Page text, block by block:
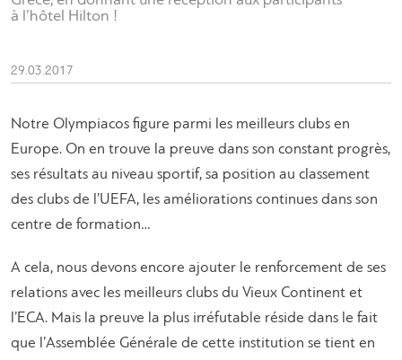
à l’hôtel Hilton !
29.03.2017
Notre Olympiacos figure parmi les meilleurs clubs en
Europe. On en trouve la preuve dans son constant progrès,
ses résultats au niveau sportif, sa position au classement
des clubs de l’UEFA, les améliorations continues dans son
centre de formation…
A cela, nous devons encore ajouter le renforcement de ses
relations avec les meilleurs clubs du Vieux Continent et
l’ECA. Mais la preuve la plus irréfutable réside dans le fait
que l’Assemblée Générale de cette institution se tient en